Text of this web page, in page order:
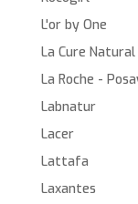
L'or by One
La Cure Natural
La Roche -
Labnatur
Lacer
Lattafa
Laxantes